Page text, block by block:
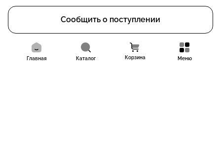
Сообщить о поступлении
Главная Каталог Корзина Меню